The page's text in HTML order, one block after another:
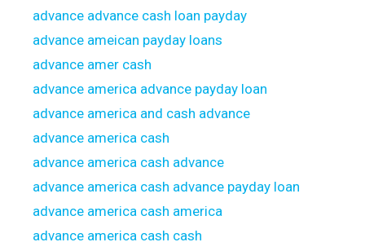
advance advance cash loan payday
advance ameican payday loans
advance amer cash
advance america advance payday loan
advance america and cash advance
advance america cash
advance america cash advance
advance america cash advance payday loan
advance america cash america
advance america cash cash